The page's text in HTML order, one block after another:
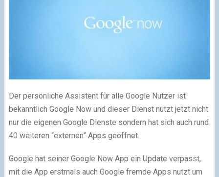
Der persönliche Assistent für alle Google Nutzer ist
bekanntlich Google Now und dieser Dienst nutzt jetzt nicht
nur die eigenen Google Dienste sondern hat sich auch rund
40 weiteren “externen” Apps geöffnet.
Google hat seiner Google Now App ein Update verpasst,
mit die App erstmals auch Google fremde Apps nutzt um